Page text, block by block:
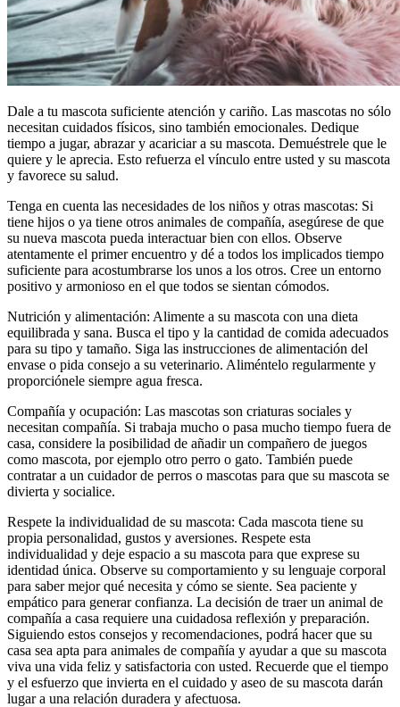
Dale a tu mascota suficiente atención y cariño. Las mascotas no sólo
necesitan cuidados físicos, sino también emocionales. Dedique
tiempo a jugar, abrazar y acariciar a su mascota. Demuéstrele que le
quiere y le aprecia. Esto refuerza el vínculo entre usted y su mascota
y favorece su salud.
Tenga en cuenta las necesidades de los niños y otras mascotas: Si
tiene hijos o ya tiene otros animales de compañía, asegúrese de que
su nueva mascota pueda interactuar bien con ellos. Observe
atentamente el primer encuentro y dé a todos los implicados tiempo
suficiente para acostumbrarse los unos a los otros. Cree un entorno
positivo y armonioso en el que todos se sientan cómodos.
Nutrición y alimentación: Alimente a su mascota con una dieta
equilibrada y sana. Busca el tipo y la cantidad de comida adecuados
para su tipo y tamaño. Siga las instrucciones de alimentación del
envase o pida consejo a su veterinario. Aliméntelo regularmente y
proporciónele siempre agua fresca.
Compañía y ocupación: Las mascotas son criaturas sociales y
necesitan compañía. Si trabaja mucho o pasa mucho tiempo fuera de
casa, considere la posibilidad de añadir un compañero de juegos
como mascota, por ejemplo otro perro o gato. También puede
contratar a un cuidador de perros o mascotas para que su mascota se
divierta y socialice.
Respete la individualidad de su mascota: Cada mascota tiene su
propia personalidad, gustos y aversiones. Respete esta
individualidad y deje espacio a su mascota para que exprese su
identidad única. Observe su comportamiento y su lenguaje corporal
para saber mejor qué necesita y cómo se siente. Sea paciente y
empático para generar confianza. La decisión de traer un animal de
compañía a casa requiere una cuidadosa reflexión y preparación.
Siguiendo estos consejos y recomendaciones, podrá hacer que su
casa sea apta para animales de compañía y ayudar a que su mascota
viva una vida feliz y satisfactoria con usted. Recuerde que el tiempo
y el esfuerzo que invierta en el cuidado y aseo de su mascota darán
lugar a una relación duradera y afectuosa.